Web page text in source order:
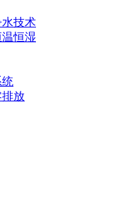
技术
恒湿
统
放